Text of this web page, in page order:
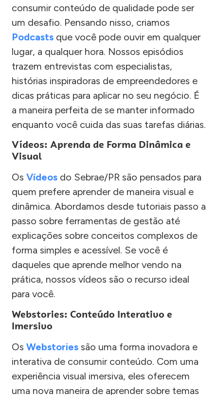
consumir conteúdo de qualidade pode ser
um desafio. Pensando nisso, criamos
Podcasts que você pode ouvir em qualquer
lugar, a qualquer hora. Nossos episódios
trazem entrevistas com especialistas,
histórias inspiradoras de empreendedores e
dicas práticas para aplicar no seu negócio. É
a maneira perfeita de se manter informado
enquanto você cuida das suas tarefas diárias.
Vídeos: Aprenda de Forma Dinâmica e
Visual
Os Vídeos do Sebrae/PR são pensados para
quem prefere aprender de maneira visual e
dinâmica. Abordamos desde tutoriais passo a
passo sobre ferramentas de gestão até
explicações sobre conceitos complexos de
forma simples e acessível. Se você é
daqueles que aprende melhor vendo na
prática, nossos vídeos são o recurso ideal
para você.
Webstories: Conteúdo Interativo e
Imersivo
Os Webstories são uma forma inovadora e
interativa de consumir conteúdo. Com uma
experiência visual imersiva, eles oferecem
uma nova maneira de aprender sobre temas